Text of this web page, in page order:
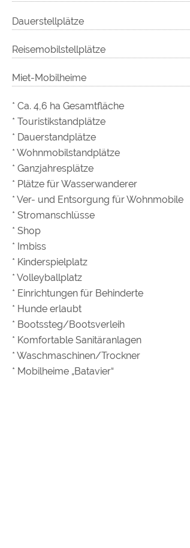
Dauerstellplätze
Reisemobilstellplätze
Miet-Mobilheime
* Ca. 4,6 ha Gesamtfläche
* Touristikstandplätze
* Dauerstandplätze
* Wohnmobilstandplätze
* Ganzjahresplätze
* Plätze für Wasserwanderer
* Ver- und Entsorgung für Wohnmobile
* Stromanschlüsse
* Shop
* Imbiss
* Kinderspielplatz
* Volleyballplatz
* Einrichtungen für Behinderte
* Hunde erlaubt
* Bootssteg/Bootsverleih
* Komfortable Sanitäranlagen
* Waschmaschinen/Trockner
* Mobilheime „Batavier“